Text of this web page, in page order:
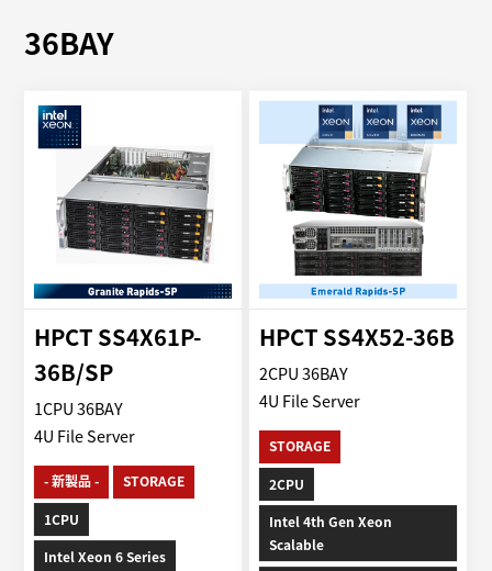
36BAY
HPCT SS4X61P-
36B/SP
1CPU 36BAY
4U File Server
- 新製品 - STORAGE
1CPU
Intel Xeon 6 Series
HPCT SS4X52-36B
2CPU 36BAY
4U File Server
STORAGE
2CPU
Intel 4th Gen Xeon
Scalable